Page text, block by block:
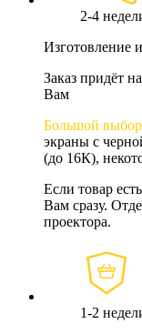
2-4
Изготовление
Заказ придёт
Вам
Большой выбор
экраны с
(до 16К),
Если товар
Вам сразу.
проектора.
1-2